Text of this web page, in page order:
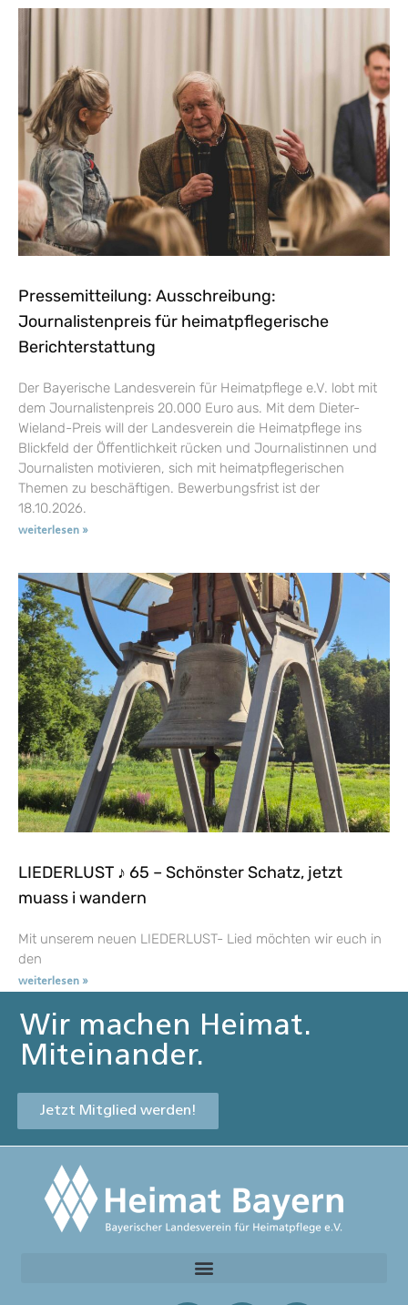
Pressemitteilung: Ausschreibung:
Journalistenpreis für heimatpflegerische
Berichterstattung
Der Bayerische Landesverein für Heimatpflege e.V. lobt mit
dem Journalistenpreis 20.000 Euro aus. Mit dem Dieter-
Wieland-Preis will der Landesverein die Heimatpflege ins
Blickfeld der Öffentlichkeit rücken und Journalistinnen und
Journalisten motivieren, sich mit heimatpflegerischen
Themen zu beschäftigen. Bewerbungsfrist ist der
18.10.2026.
weiterlesen »
LIEDERLUST ♪ 65 – Schönster Schatz, jetzt
muass i wandern
Mit unserem neuen LIEDERLUST- Lied möchten wir euch in
den
weiterlesen »
Wir machen Heimat.
Miteinander.
Jetzt Mitglied werden!